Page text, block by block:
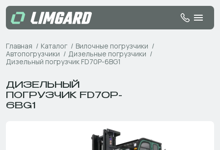
Главная Каталог
Вилочные погрузчики
Автопогрузчики
Дизельные погрузчики
Дизельный погрузчик FD70P-6BG1
ДИЗЕЛЬНЫЙ
ПОГРУЗЧИК FD70P-
6BG1